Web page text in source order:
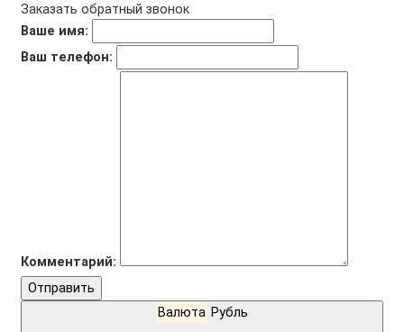
Заказать обратный звонок
Ваше имя:
Ваш телефон:
Комментарий:
Отправить
Валюта Рубль